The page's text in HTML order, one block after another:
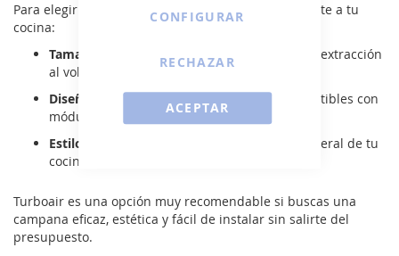
ACEPTAR
CONFIGURAR
RECHAZAR
Para elegir la campana Turboair que mejor se adapte a tu
cocina:
Tamaño del espacio:adapta la capacidad de extracción
al volumen de la estancia.
Diseño del mobiliario:
busca modelos compatibles con
módulos altos estándar.
Estilo y acabados:
elige según la estética general de tu
cocina.
Turboair es una opción muy recomendable si buscas una
campana eficaz, estética y fácil de instalar sin salirte del
presupuesto.